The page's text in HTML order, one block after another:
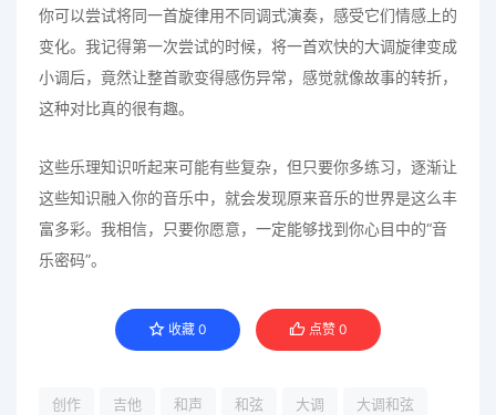
你可以尝试将同一首旋律用不同调式演奏，感受它们情感上的
变化。我记得第一次尝试的时候，将一首欢快的大调旋律变成
小调后，竟然让整首歌变得感伤异常，感觉就像故事的转折，
这种对比真的很有趣。
这些乐理知识听起来可能有些复杂，但只要你多练习，逐渐让
这些知识融入你的音乐中，就会发现原来音乐的世界是这么丰
富多彩。我相信，只要你愿意，一定能够找到你心目中的“音
乐密码”。
收藏 0 点赞 0
创作 吉他 和声 和弦 大调 大调和弦